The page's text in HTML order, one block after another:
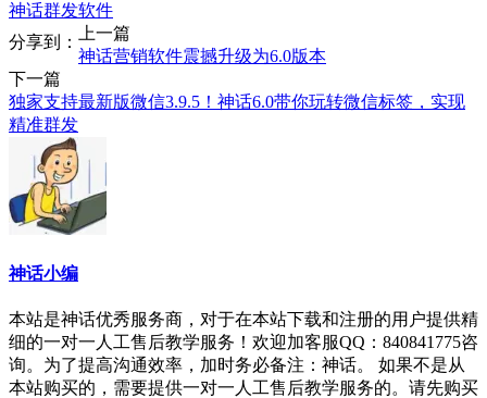
神话群发软件
分享到：
上一篇
神话营销软件震撼升级为6.0版本
下一篇
独家支持最新版微信3.9.5！神话6.0带你玩转微信标签，实现
精准群发
神话小编
本站是神话优秀服务商，对于在本站下载和注册的用户提供精
细的一对一人工售后教学服务！欢迎加客服QQ：840841775咨
询。为了提高沟通效率，加时务必备注：神话。 如果不是从
本站购买的，需要提供一对一人工售后教学服务的。请先购买